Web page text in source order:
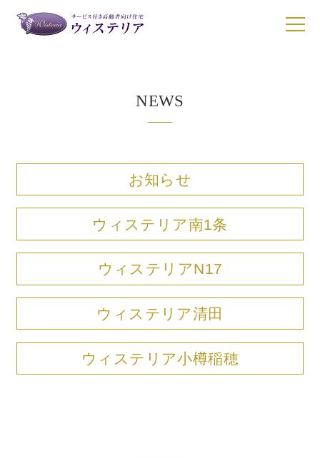
ウィステリア南1条
ウィステリアN17
ウィステリア小樽稲穂
ご入居について
動画ギャラリー
よくあるご質問
NEWS
お知らせ
ウィステリア南1条
ウィステリアN17
ウィステリア清田
ウィステリア小樽稲穂